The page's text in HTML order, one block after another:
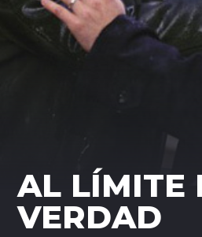
AL LÍMITE
VERDAD